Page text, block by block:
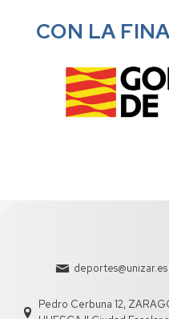
CON LA
deportes@unizar.es
Pedro Cerbuna 12,